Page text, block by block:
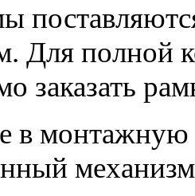
Для полной
заказать
в монтажную